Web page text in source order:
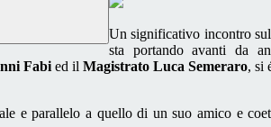
Un significativo incontro
sta portando avanti da
Fabied ilMagistrato Luca Semeraro, si
e parallelo a quello di un suo amico e